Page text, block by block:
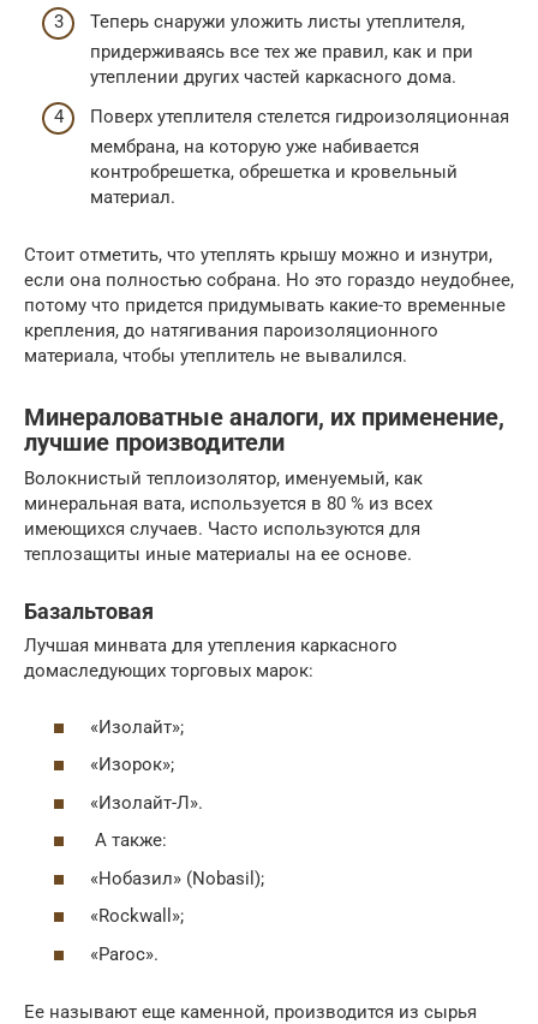
Теперь снаружи уложить листы утеплителя,
придерживаясь все тех же правил, как и при
утеплении других частей каркасного дома.
Поверх утеплителя стелется гидроизоляционная
мембрана, на которую уже набивается
контробрешетка, обрешетка и кровельный
материал.
Стоит отметить, что утеплять крышу можно и изнутри,
если она полностью собрана. Но это гораздо неудобнее,
потому что придется придумывать какие-то временные
крепления, до натягивания пароизоляционного
материала, чтобы утеплитель не вывалился.
Минераловатные аналоги, их применение,
лучшие производители
Волокнистый теплоизолятор, именуемый, как
минеральная вата, используется в 80 % из всех
имеющихся случаев. Часто используются для
теплозащиты иные материалы на ее основе.
Базальтовая
Лучшая минвата для утепления каркасного
домаследующих торговых марок:
«Изолайт»;
«Изорок»;
«Изолайт-Л».
А также:
«Нобазил» (Nobasil);
«Rockwall»;
«Paroc».
Ее называют еще каменной, производится из сырья